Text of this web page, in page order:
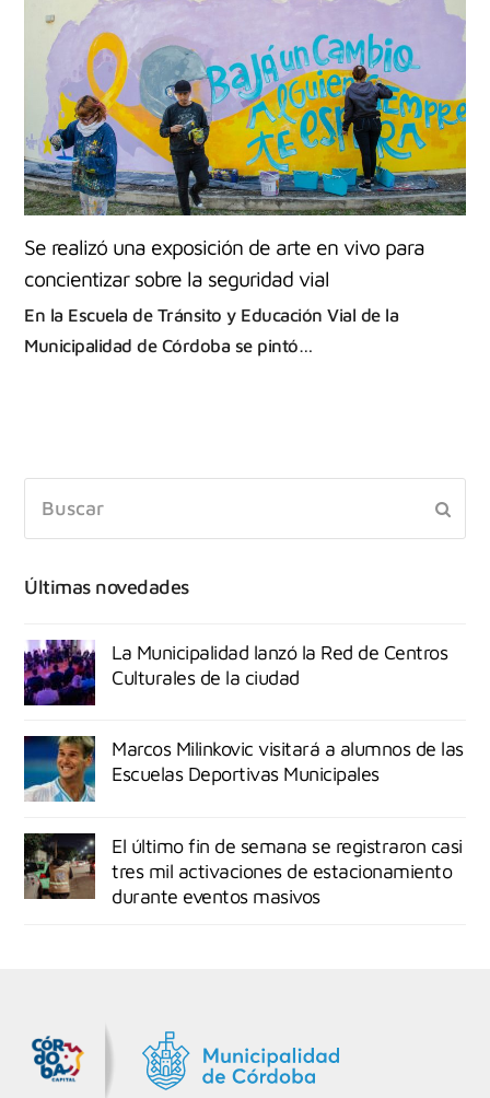
Se realizó una exposición de arte en vivo para
concientizar sobre la seguridad vial
En la Escuela de Tránsito y Educación Vial de la
Municipalidad de Córdoba se pintó…
Últimas novedades
La Municipalidad lanzó la Red de Centros
Culturales de la ciudad
Marcos Milinkovic visitará a alumnos de las
Escuelas Deportivas Municipales
El último fin de semana se registraron casi
tres mil activaciones de estacionamiento
durante eventos masivos